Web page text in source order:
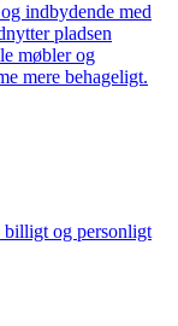
indbydende med
pladsen
møbler og
mere behageligt.
billigt og personligt